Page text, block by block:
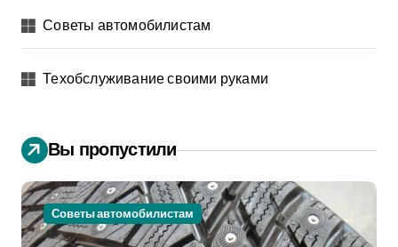
Советы автомобилистам
Техобслуживание своими руками
Вы пропустили
Советы автомобилистам